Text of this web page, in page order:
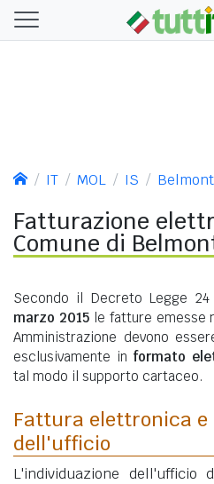
IT MOL IS
Fatturazione
Comune di
Secondo il Decreto Legge
marzo 2015le fatture emesse
Amministrazione devono
esclusivamente in formato
tal modo il supporto cartaceo.
Fattura elettronica e
dell'ufficio
L'individuazione dell'ufficio